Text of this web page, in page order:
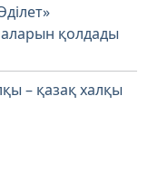
қолдады
– қазақ халқы